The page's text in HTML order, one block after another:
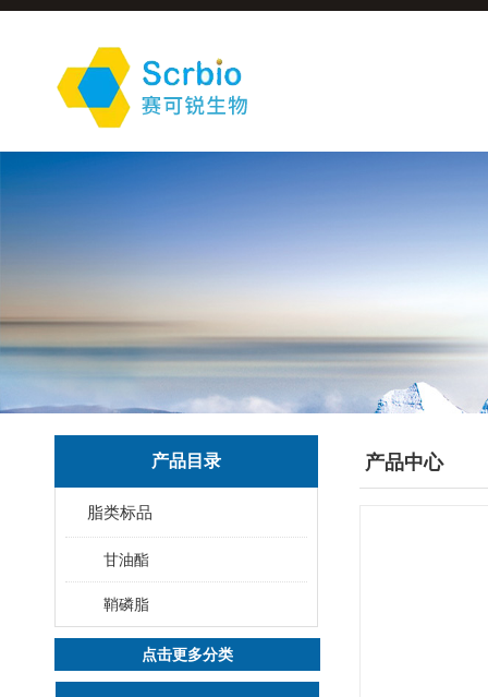
产品目录
脂类标品
甘油酯
鞘磷脂
点击更多分类
产品中心